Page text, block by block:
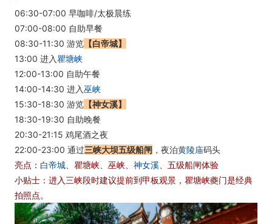
06:30-07:00 早咖啡/太极晨练
07:00-08:00 自助早餐
08:30-11:30 游览 【白帝城】
13:00 进入瞿塘峡
12:00-13:00 自助午餐
14:00-14:30 进入巫峡
15:30-18:30 游览 【神女溪】
18:30-19:30 自助晚餐
20:30-21:15 鸡尾酒之夜
22:00-23:00 通过三峡大坝五级船闸 ，夜泊黄陵庙码头
亮点： 白帝城 、瞿塘峡、巫峡、 神女溪 、五级船闸体验
小贴士：进入三峡段时建议提前到甲板观景，瞿塘峡夔门是经典
拍照点。